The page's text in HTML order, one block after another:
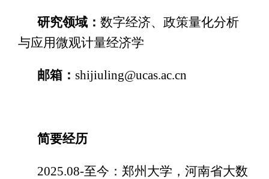
研究领域： 数字经济、政策量化分析
与应用微观计量经济学
邮箱： shijiuling@ucas.ac.cn
简要经历
2025.08-至今：郑州大学，河南省大数